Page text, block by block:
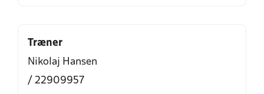
Træner
Nikolaj Hansen
/ 22909957